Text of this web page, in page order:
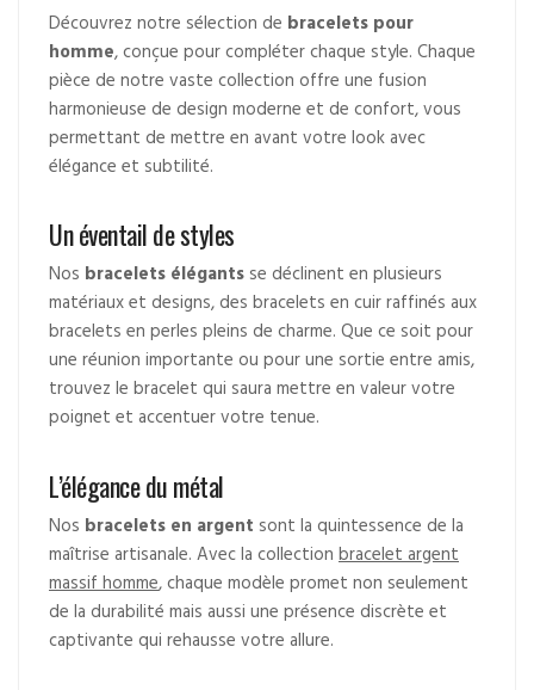
Découvrez notre sélection de bracelets pour
homme, conçue pour compléter chaque style. Chaque
pièce de notre vaste collection offre une fusion
harmonieuse de design moderne et de confort, vous
permettant de mettre en avant votre look avec
élégance et subtilité.
Un éventail de styles
Nos bracelets élégantsse déclinent en plusieurs
matériaux et designs, des bracelets en cuir raffinés aux
bracelets en perles pleins de charme. Que ce soit pour
une réunion importante ou pour une sortie entre amis,
trouvez le bracelet qui saura mettre en valeur votre
poignet et accentuer votre tenue.
L’élégance du métal
Nos bracelets en argent sont la quintessence de la
maîtrise artisanale. Avec la collectionbracelet argent
massif homme, chaque modèle promet non seulement
de la durabilité mais aussi une présence discrète et
captivante qui rehausse votre allure.